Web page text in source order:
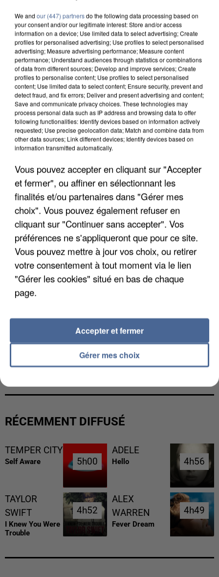
APRÈS TOUTES CES CANICULES, LES REFUGES
DE FAUNE SAUVAGE SONT...
L’UN DES FONDATEURS SUPPOSÉS DE LA DZ
MAFIA INTERPELLÉ EN ALGÉRIE
RÉCEMMENT DIFFUSÉ
TEMPER CITY
Self Aware 5h00
5h00
ADELE
Hello 4h56
4h56
TAYLOR
SWIFT
I Knew You Were
Trouble
4h52
4h52
ALEX
WARREN
Fever Dream
4h49
4h49
We and our (447) partnersdo the following data processing based on
your consent and/or our legitimate interest: Store and/or access
information on a device; Use limited data to select advertising; Create
profiles for personalised advertising; Use profiles to select personalised
advertising; Measure advertising performance; Measure content
performance; Understand audiences through statistics or combinations
of data from different sources; Develop and improve services; Create
profiles to personalise content; Use profiles to select personalised
content; Use limited data to select content; Ensure security, prevent and
detect fraud, and fix errors; Deliver and present advertising and content;
Save and communicate privacy choices. These technologies may
process personal data such as IP address and browsing data to offer
following functionalities: Identify devices based on information actively
requested; Use precise geolocation data; Match and combine data from
other data sources; Link different devices; Identify devices based on
information transmitted automatically.
Vous pouvez accepter en cliquant sur "Accepter
et fermer", ou affiner en sélectionnant les
finalités et/ou partenaires dans "Gérer mes
choix". Vous pouvez également refuser en
cliquant sur "Continuer sans accepter". Vos
préférences ne s'appliqueront que pour ce site.
Vous pouvez mettre à jour vos choix, ou retirer
votre consentement à tout moment via le lien
"Gérer les cookies" situé en bas de chaque
page.
Gérer mes choix
Accepter et fermer